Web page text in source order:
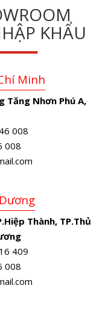
KHẨU
Minh
Tăng Nhơn Phú A,
008
008
Thành, TP.Thủ
409
008